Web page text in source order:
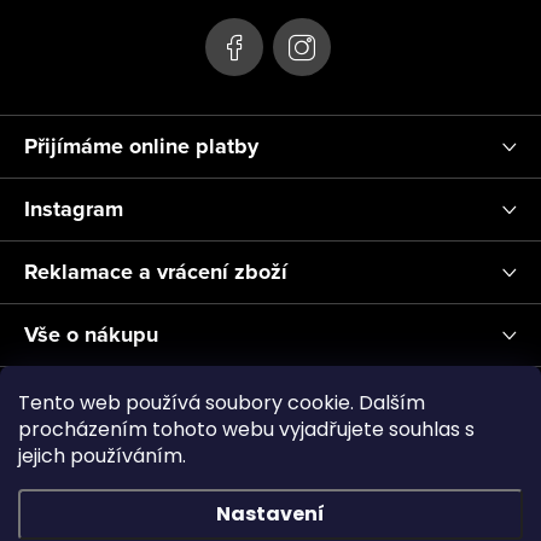
Tento web používá soubory cookie. Dalším
procházením tohoto webu vyjadřujete souhlas s
jejich používáním.
Nastavení
Přijímáme online platby
Instagram
Reklamace a vrácení zboží
Vše o nákupu
Informace pro Vás
Realizace a servis akvárií ↗